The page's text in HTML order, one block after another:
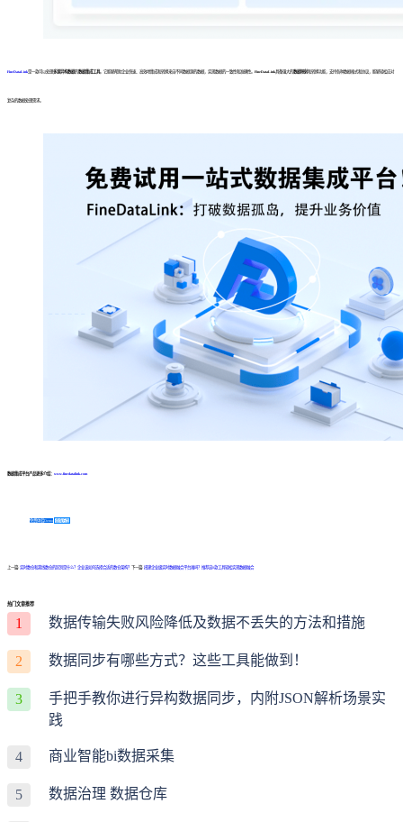
FineDataLink 是一款可以处理 多源异构数据 的 数据集成工具 。它能够帮助企业快速、高效地集成和转换来自不同数据源的数据，实现数据的一致性和准确性。 FineDataLink 具备强大的 数据映射和转换功能，支持各种数据格式和协议，能够轻松应对
复杂的数据处理需求。
数据集成平台产品更多介绍： www.finedatalink.com
免费体验Demo 咨询方案
上一篇: 实时数仓和离线数仓的区别是什么？企业该如何选择合适的数仓架构？ 下一篇: 搭建企业级实时数据融合平台难吗？推荐这8款工具轻松实现数据融合
热门文章推荐
1 数据传输失败风险降低及数据不丢失的方法和措施
2 数据同步有哪些方式？这些工具能做到！
3
手把手教你进行异构数据同步，内附JSON解析场景实
践
4 商业智能bi数据采集
5 数据治理 数据仓库